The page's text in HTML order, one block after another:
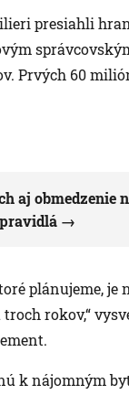
presiahli
Prvých 60
aj obmedzenie
plánujeme, je
rokov,“
k nájomným